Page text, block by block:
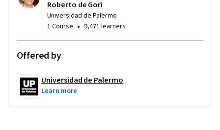
Roberto de Gori
Universidad de Palermo
1 Course • 9,471 learners
Offered by
Universidad de Palermo
Learn more